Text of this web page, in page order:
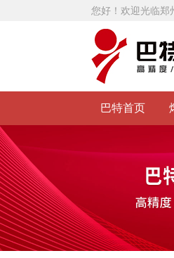
您好！欢迎光临郑
巴特首页